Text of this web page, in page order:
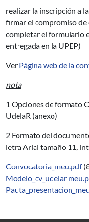
realizar la inscripción a
firmar el compromiso de
completar el formulario
entregada en la UPEP)
Ver Página web de la
nota
1 Opciones de formato
UdelaR (anexo)
2 Formato del
letra Arial tamaño 11,
Convocatoria_meu.pdf
Modelo_cv_udelar